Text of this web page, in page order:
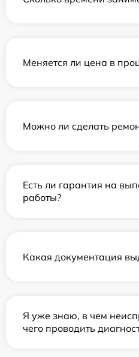
Меняется ли цена в
Можно ли сделать
Есть ли гарантия на
работы?
Какая документация
Я уже знаю, в чем
чего проводить